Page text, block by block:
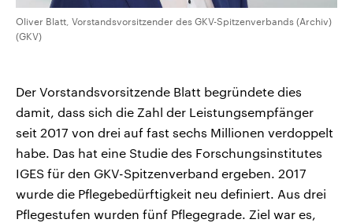
Oliver Blatt, Vorstandsvorsitzender des GKV-Spitzenverbands (Archiv)
(GKV)
Der Vorstandsvorsitzende Blatt begründete dies
damit, dass sich die Zahl der Leistungsempfänger
seit 2017 von drei auf fast sechs Millionen verdoppelt
habe. Das hat eine Studie des Forschungsinstitutes
IGES für den GKV-Spitzenverband ergeben. 2017
wurde die Pflegebedürftigkeit neu definiert. Aus drei
Pflegestufen wurden fünf Pflegegrade. Ziel war es,